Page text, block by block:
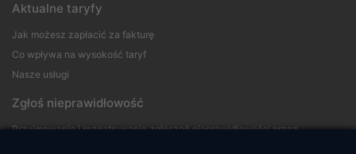
Aktualne taryfy
Jak możesz zapłacić za fakturę
Co wpływa na wysokość taryf
Nasze usługi
Zgłoś nieprawidłowość
Przyjmowanie i rozpatrywanie zgłoszeń nieprawidłowości przez